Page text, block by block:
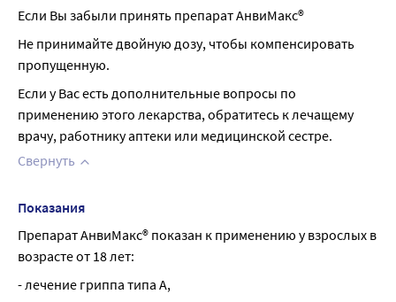
Если Вы забыли принять препарат АнвиМакс®
Не принимайте двойную дозу, чтобы компенсировать
пропущенную.
Если у Вас есть дополнительные вопросы по
применению этого лекарства, обратитесь к лечащему
врачу, работнику аптеки или медицинской сестре.
Свернуть
Показания
Препарат АнвиМакс® показан к применению у взрослых в
возрасте от 18 лет:
- лечение гриппа типа А,